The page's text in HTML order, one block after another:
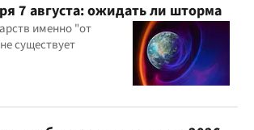
7 августа: ожидать ли шторма
именно "от
существует